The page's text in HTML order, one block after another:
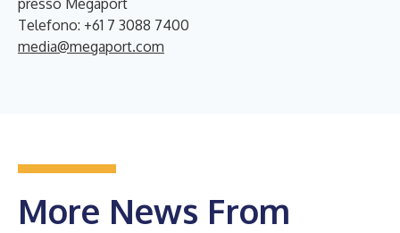
Telefono: +61 7 3088 7400
media@megaport.com
More News From